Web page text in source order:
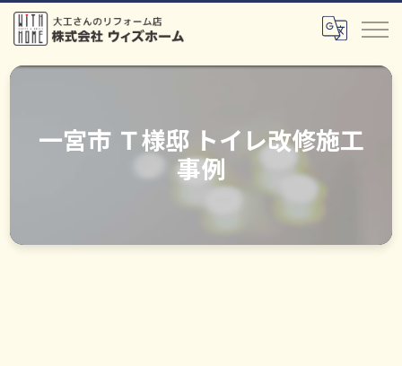
一宮市 Ｔ様邸 トイレ改修施工
事例